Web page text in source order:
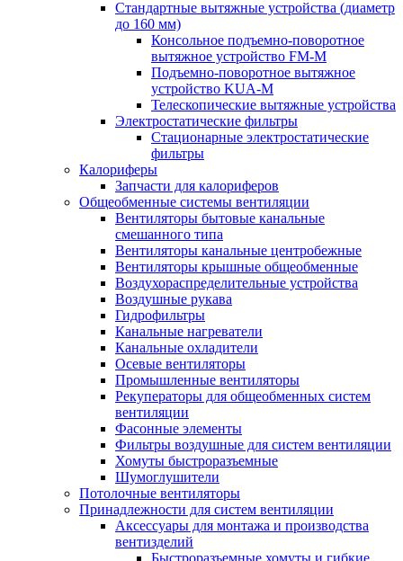
Стандартные вытяжные устройства (диаметр
до 160 мм)
Консольное подъемно-поворотное
вытяжное устройство FM-M
Подъемно-поворотное вытяжное
устройство KUA-M
Телескопические вытяжные устройства
Электростатические фильтры
Стационарные электростатические
фильтры
Калориферы
Запчасти для калориферов
Общеобменные системы вентиляции
Вентиляторы бытовые канальные
смешанного типа
Вентиляторы канальные центробежные
Вентиляторы крышные общеобменные
Воздухораспределительные устройства
Воздушные рукава
Гидрофильтры
Канальные нагреватели
Канальные охладители
Осевые вентиляторы
Промышленные вентиляторы
Рекуператоры для общеобменных систем
вентиляции
Фасонные элементы
Фильтры воздушные для систем вентиляции
Хомуты быстроразъемные
Шумоглушители
Потолочные вентиляторы
Принадлежности для систем вентиляции
Аксессуары для монтажа и производства
вентизделий
Быстроразъемные хомуты и гибкие